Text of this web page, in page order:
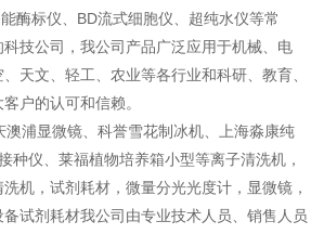
酶标仪、BD流式细胞仪、超纯水仪等常
技公司，我公司产品广泛应用于机械、电
天文、轻工、农业等各行业和科研、教育、
户的认可和信赖。
浦显微镜、科誉雪花制冰机、上海淼康纯
种仪、莱福植物培养箱小型等离子清洗机，
机，试剂耗材，微量分光光度计，显微镜，
试剂耗材我公司由专业技术人员、销售人员